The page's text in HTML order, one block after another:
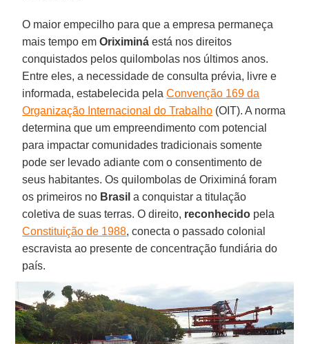
O maior empecilho para que a empresa permaneça
mais tempo emOriximiná está nos direitos
conquistados pelos quilombolas nos últimos anos.
Entre eles, a necessidade de consulta prévia, livre e
informada, estabelecida pelaConvenção 169 da
Organização Internacional do Trabalho (OIT). A norma
determina que um empreendimento com potencial
para impactar comunidades tradicionais somente
pode ser levado adiante com o consentimento de
seus habitantes. Os quilombolas de Oriximiná foram
os primeiros no Brasil a conquistar a titulação
coletiva de suas terras. O direito, reconhecido pela
Constituição de 1988, conecta o passado colonial
escravista ao presente de concentração fundiária do
país.